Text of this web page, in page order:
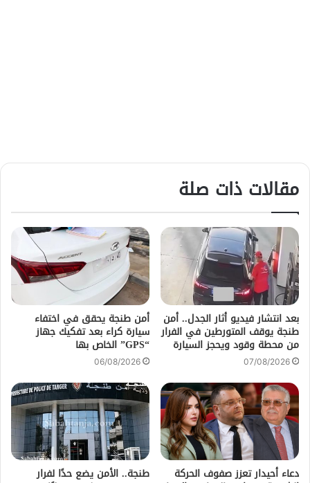
مقالات ذات صلة
بعد انتشار فيديو أثار الجدل.. أمن
طنجة يوقف المتورطين في الفرار
من محطة وقود ويحجز السيارة
07/08/2026
أمن طنجة يحقق في اختفاء
سيارة كراء بعد تفكيك جهاز
“GPS” الخاص بها
06/08/2026
دعاء أحيدار تعزز صفوف الحركة طنجة.. الأمن يضع حدًا لفرار